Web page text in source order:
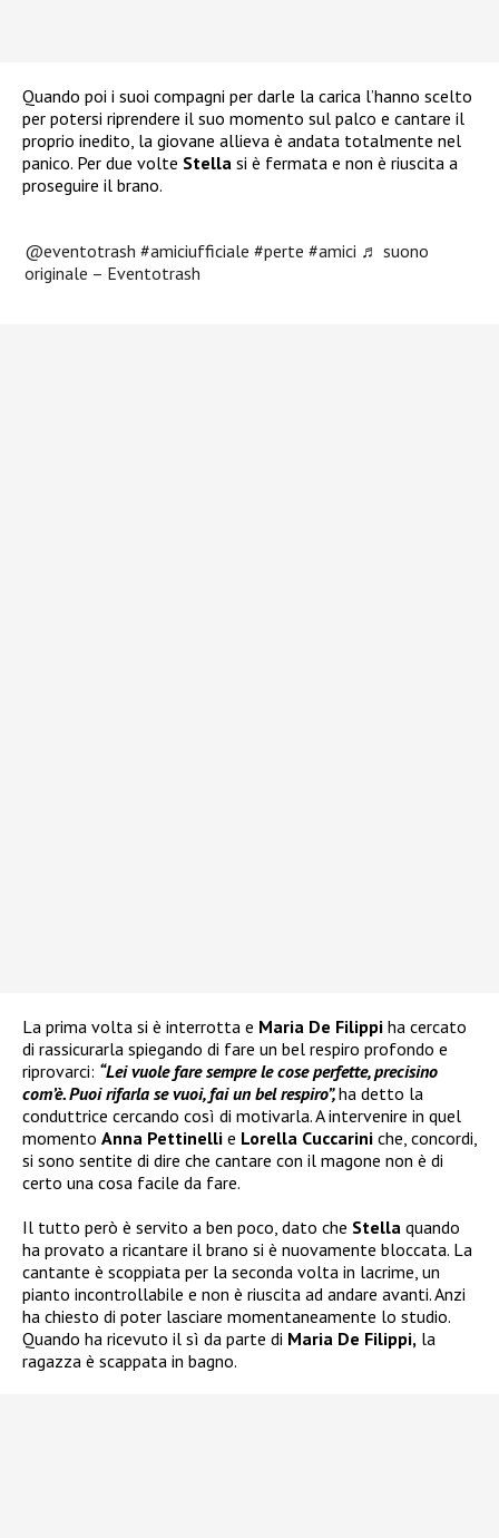
Quando poi i suoi compagni per darle la carica l’hanno scelto
per potersi riprendere il suo momento sul palco e cantare il
proprio inedito, la giovane allieva è andata totalmente nel
panico. Per due volte Stella si è fermata e non è riuscita a
proseguire il brano.
@eventotrash #amiciufficiale #perte #amici ♬ suono
originale – Eventotrash
La prima volta si è interrotta e Maria De Filippi ha cercato
di rassicurarla spiegando di fare un bel respiro profondo e
riprovarci: “Lei vuole fare sempre le cose perfette, precisino
com’è. Puoi rifarla se vuoi, fai un bel respiro”,ha detto la
conduttrice cercando così di motivarla. A intervenire in quel
momento Anna Pettinelli e Lorella Cuccarini che, concordi,
si sono sentite di dire che cantare con il magone non è di
certo una cosa facile da fare.
Il tutto però è servito a ben poco, dato che Stella quando
ha provato a ricantare il brano si è nuovamente bloccata. La
cantante è scoppiata per la seconda volta in lacrime, un
pianto incontrollabile e non è riuscita ad andare avanti. Anzi
ha chiesto di poter lasciare momentaneamente lo studio.
Quando ha ricevuto il sì da parte di Maria De Filippi, la
ragazza è scappata in bagno.